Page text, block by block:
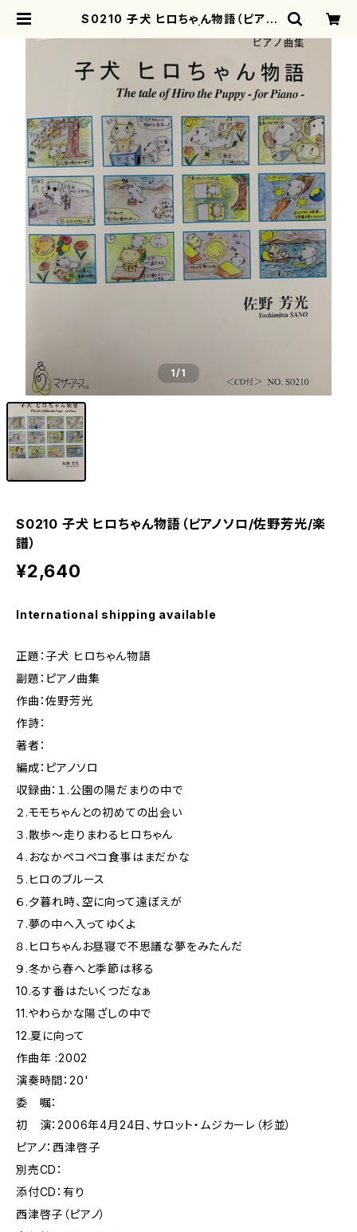
S0210 子犬 ヒロちゃん物語（ピアノ
1/1
S0210 子犬 ヒロちゃん物語（ピアノソロ/佐野芳光/楽
譜）
¥2,640
International shipping available
正題：子犬 ヒロちゃん物語
副題：ピアノ曲集
作曲：佐野芳光
作詩：
著者：
編成：ピアノソロ
収録曲：１.公園の陽だまりの中で
２.モモちゃんとの初めての出会い
３.散歩〜走りまわるヒロちゃん
４.おなかペコペコ食事はまだかな
５.ヒロのブルース
６.夕暮れ時、空に向って遠ぼえが
７.夢の中へ入ってゆくよ
８.ヒロちゃんお昼寝で不思議な夢をみたんだ
９.冬から春へと季節は移る
10.るす番はたいくつだなぁ
11.やわらかな陽ざしの中で
12.夏に向って
作曲年 :2002
演奏時間：20'
委 嘱：
初 演：2006年4月24日、サロット・ムジカーレ（杉並）
ピアノ：西津啓子
別売CD：
添付CD：有り
西津啓子（ピアノ）